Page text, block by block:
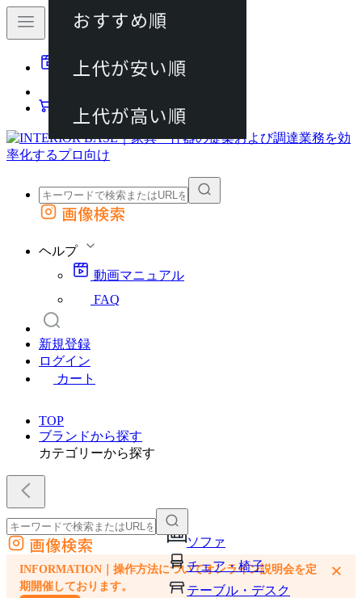
動画マニュアル
カート
外部サイトの商品をカートに追加
画像検索
ヘルプ
動画マニュアル
FAQ
新規登録
ログイン
カート
TOP
ブランドから探す
カテゴリーから探す
ソファ
チェア・椅子
テーブル・デスク
外部サイトの商品をカートに追加
他のサイトで見つけた商品ページのURLを貼り付けて、カートに追加できます
画像検索
INFORMATION｜操作方法についてオンライン説明会を定
期開催しております。
×
おすすめ順
上代が安い順
上代が高い順